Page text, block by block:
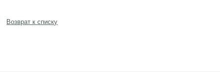
Возврат к списку